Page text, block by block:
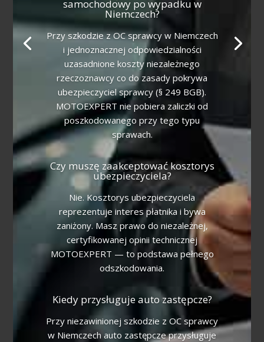
samochodowy po wypadku w
Niemczech?
Przy szkodzie z OC sprawcy w Niemczech
i jednoznacznej odpowiedzialności
uzasadnione koszty niezależnego
rzeczoznawcy co do zasady pokrywa
ubezpieczyciel sprawcy (§ 249 BGB).
MOTOEXPERT nie pobiera zaliczki od
poszkodowanego przy tego typu
sprawach.
Czy muszę zaakceptować kosztorys
ubezpieczyciela?
Nie. Kosztorys ubezpieczyciela
reprezentuje interes płatnika i bywa
zaniżony. Masz prawo do niezależnej,
certyfikowanej opinii technicznej
MOTOEXPERT — to podstawa pełnego
odszkodowania.
Kiedy przysługuje auto zastępcze?
Przy niezawinionej szkodzie z OC sprawcy
w Niemczech auto zastępcze przysługuje